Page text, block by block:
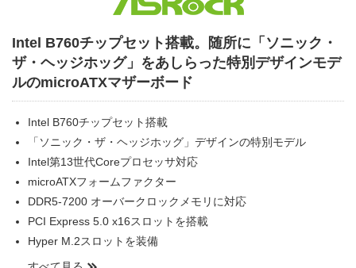
Intel B760チップセット搭載。随所に「ソニック・
ザ・ヘッジホッグ」をあしらった特別デザインモデ
ルのmicroATXマザーボード
Intel B760チップセット搭載
「ソニック・ザ・ヘッジホッグ」デザインの特別モデル
Intel第13世代Coreプロセッサ対応
microATXフォームファクター
DDR5-7200 オーバークロックメモリに対応
PCI Express 5.0 x16スロットを搭載
Hyper M.2スロットを装備